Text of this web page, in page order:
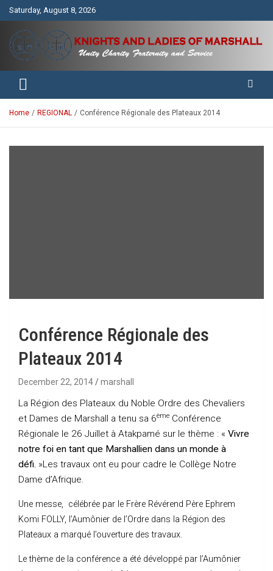
Saturday, August 8, 2026
Knights and Ladies of Marshall
Unity Charity Fraternity and Service
Home REGIONAL Conférence Régionale des Plateaux 2014
Conférence Régionale des
Plateaux 2014
December 22, 2014 marshall
La Région des Plateaux du Noble Ordre des Chevaliers
et Dames de Marshall a tenu sa 6ème Conférence
Régionale le 26 Juillet à Atakpamé sur le thème : « Vivre
notre foi en tant que Marshallien dans un monde à
défi. »Les travaux ont eu pour cadre le Collège Notre
Dame d’Afrique.
Une messe, célébrée par le Frère Révérend Père Ephrem
Komi FOLLY, l’Aumônier de l’Ordre dans la Région des
Plateaux a marqué l’ouverture des travaux.
Le thème de la conférence a été développé par l’Aumônier